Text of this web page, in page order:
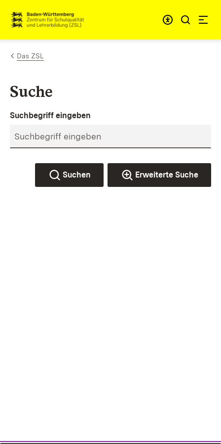
Zum Inhalt springen
Link zur Startseite
Das ZSL
Suche
Suchbegriff eingeben
Suchen Erweiterte Suche